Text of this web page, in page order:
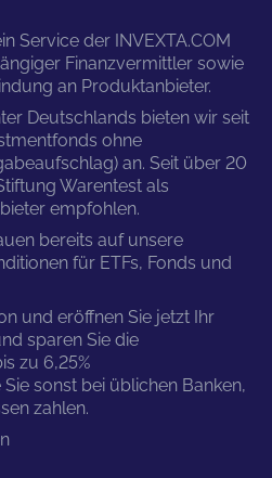
Service der INVEXTA.COM
Finanzvermittler sowie
an Produktanbieter.
Deutschlands bieten wir seit
ohne
an. Seit über 20
Warentest als
empfohlen.
bereits auf unsere
für ETFs, Fonds und
und eröffnen Sie jetzt Ihr
sparen Sie die
zu 6,25%
sonst bei üblichen Banken,
zahlen.